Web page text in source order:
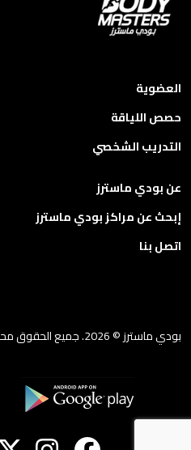
العضوية
حصص اللياقة
التدريب الشخصي
عن بودي ماسترز
إبحث عن مراكز بودي ماسترز
اتصل بنا
بودي ماسترز © 2026. جميع الحقوق محفوظة